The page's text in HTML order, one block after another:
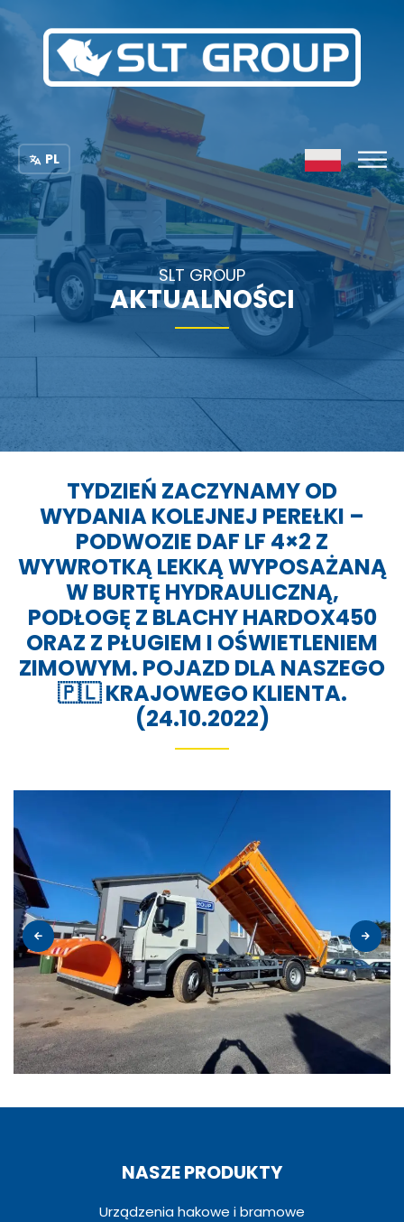
PL
SLT GROUP
AKTUALNOŚCI
TYDZIEŃ ZACZYNAMY OD
WYDANIA KOLEJNEJ PEREŁKI –
PODWOZIE DAF LF 4×2 Z
WYWROTKĄ LEKKĄ WYPOSAŻANĄ
W BURTĘ HYDRAULICZNĄ,
PODŁOGĘ Z BLACHY HARDOX450
ORAZ Z PŁUGIEM I OŚWIETLENIEM
ZIMOWYM. POJAZD DLA NASZEGO
🇵🇱 KRAJOWEGO KLIENTA.
(24.10.2022)
NASZE PRODUKTY
Urządzenia hakowe i bramowe